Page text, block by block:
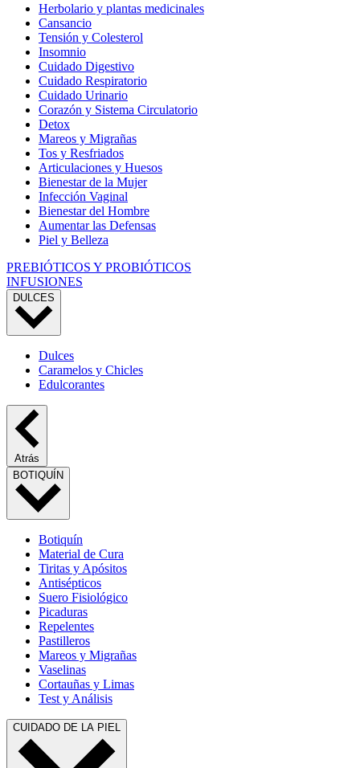
Herbolario y plantas medicinales
Cansancio
Tensión y Colesterol
Insomnio
Cuidado Digestivo
Cuidado Respiratorio
Cuidado Urinario
Corazón y Sistema Circulatorio
Detox
Mareos y Migrañas
Tos y Resfriados
Articulaciones y Huesos
Bienestar de la Mujer
Infección Vaginal
Bienestar del Hombre
Aumentar las Defensas
Piel y Belleza
PREBIÓTICOS Y PROBIÓTICOS
INFUSIONES
DULCES
Dulces
Caramelos y Chicles
Edulcorantes
Atrás
BOTIQUÍN
Botiquín
Material de Cura
Tiritas y Apósitos
Antisépticos
Suero Fisiológico
Picaduras
Repelentes
Pastilleros
Mareos y Migrañas
Vaselinas
Cortauñas y Limas
Test y Análisis
CUIDADO DE LA PIEL